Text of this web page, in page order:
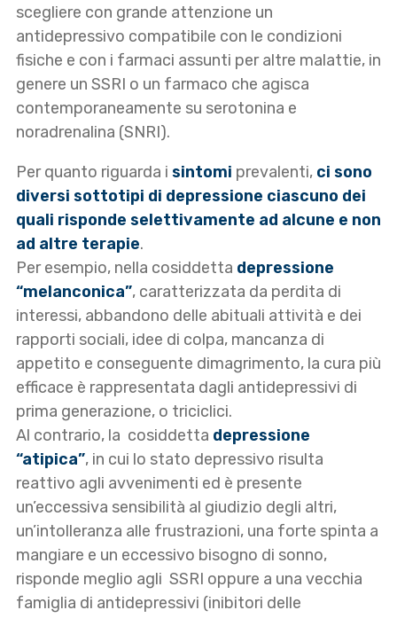
scegliere con grande attenzione un
antidepressivo compatibile con le condizioni
fisiche e con i farmaci assunti per altre malattie, in
genere un SSRI o un farmaco che agisca
contemporaneamente su serotonina e
noradrenalina (SNRI).
Per quanto riguarda i sintomi prevalenti, ci sono
diversi sottotipi di depressione ciascuno dei
quali risponde selettivamente ad alcune e non
ad altre terapie.
Per esempio, nella cosiddetta depressione
“melanconica”, caratterizzata da perdita di
interessi, abbandono delle abituali attività e dei
rapporti sociali, idee di colpa, mancanza di
appetito e conseguente dimagrimento, la cura più
efficace è rappresentata dagli antidepressivi di
prima generazione, o triciclici.
Al contrario, la cosiddetta depressione
“atipica”, in cui lo stato depressivo risulta
reattivo agli avvenimenti ed è presente
un’eccessiva sensibilità al giudizio degli altri,
un’intolleranza alle frustrazioni, una forte spinta a
mangiare e un eccessivo bisogno di sonno,
risponde meglio agli SSRI oppure a una vecchia
famiglia di antidepressivi (inibitori delle